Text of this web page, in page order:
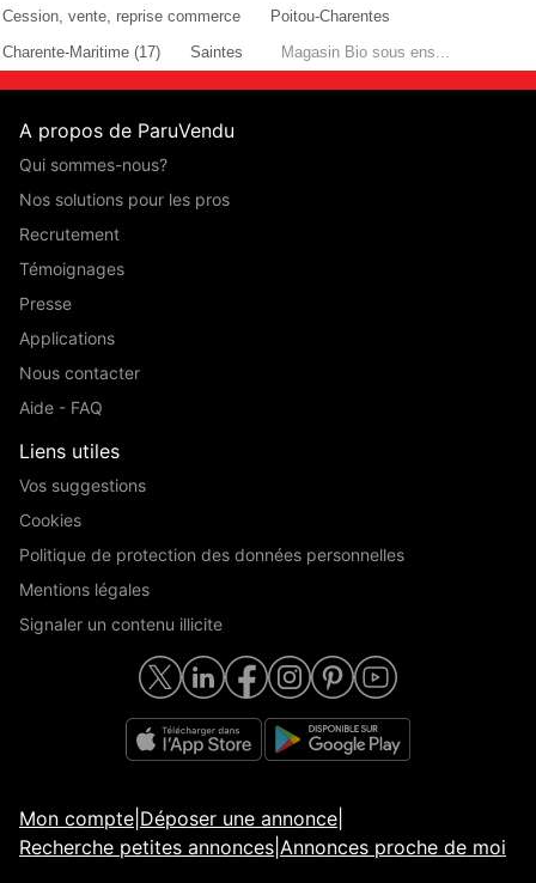
Cession, vente, reprise commerce
Poitou-Charentes
Charente-Maritime (17)
Saintes Magasin Bio sous ens...
A propos de ParuVendu
Qui sommes-nous?
Nos solutions pour les pros
Recrutement
Témoignages
Presse
Applications
Nous contacter
Aide - FAQ
Liens utiles
Vos suggestions
Cookies
Politique de protection des données personnelles
Mentions légales
Signaler un contenu illicite
Mon compte Déposer une annonce
Recherche petites annonces Annonces proche de moi